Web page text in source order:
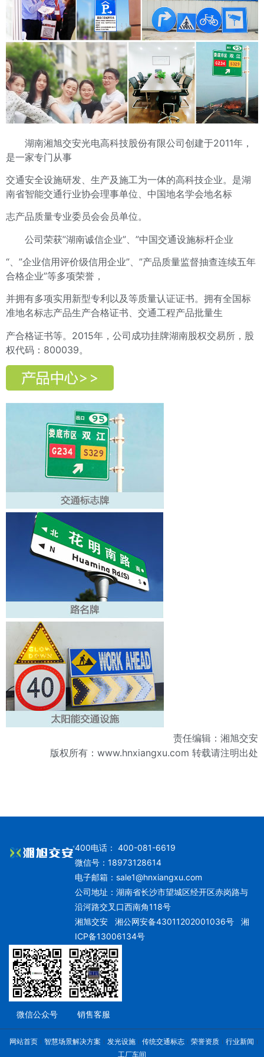
湖南湘旭交安光电高科技股份有限公司创建于2011年，
是一家专门从事
交通安全设施研发、生产及施工为一体的高科技企业。是湖
南省智能交通行业协会理事单位、中国地名学会地名标
志产品质量专业委员会会员单位。
公司荣获”湖南诚信企业”、”中国交通设施标杆企业
“、”企业信用评价级信用企业”、”产品质量监督抽查连续五年
合格企业”等多项荣誉，
并拥有多项实用新型专利以及等质量认证证书。拥有全国标
准地名标志产品生产合格证书、交通工程产品批量生
产合格证书等。2015年，公司成功挂牌湖南股权交易所，股
权代码：800039。
责任编辑：湘旭交安
版权所有： www.hnxiangxu.com 转载请注明出处
400电话： 400-081-6619
微信号：18973128614
电子邮箱： sale1@hnxiangxu.com
公司地址：湖南省长沙市望城区经开区赤岗路与
沿河路交叉口西南角118号
湘旭交安湘公网安备43011202001036号
湘
ICP备13006134号
微信公众号 销售客服
网站首页 智慧场景解决方案 发光设施 传统交通标志 荣誉资质
行业新闻
工厂车间